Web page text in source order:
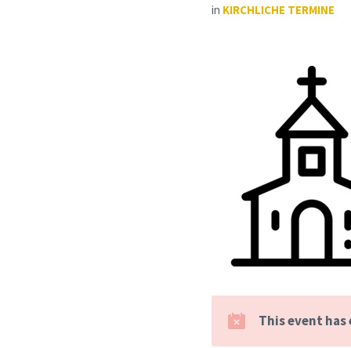
in KIRCHLICHE TERMINE
This event has